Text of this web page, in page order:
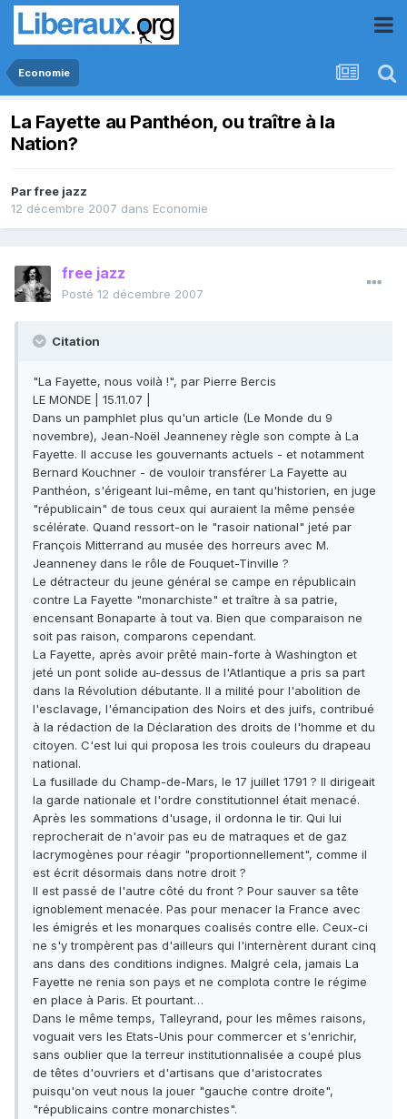
Economie
La Fayette au Panthéon, ou traître à la
Nation?
Parfree jazz
12 décembre 2007 dans Economie
free jazz
Posté 12 décembre 2007
Citation
"La Fayette, nous voilà !", par Pierre Bercis
LE MONDE | 15.11.07 |
Dans un pamphlet plus qu'un article (Le Monde du 9
novembre), Jean-Noël Jeanneney règle son compte à La
Fayette. Il accuse les gouvernants actuels - et notamment
Bernard Kouchner - de vouloir transférer La Fayette au
Panthéon, s'érigeant lui-même, en tant qu'historien, en juge
"républicain" de tous ceux qui auraient la même pensée
scélérate. Quand ressort-on le "rasoir national" jeté par
François Mitterrand au musée des horreurs avec M.
Jeanneney dans le rôle de Fouquet-Tinville ?
Le détracteur du jeune général se campe en républicain
contre La Fayette "monarchiste" et traître à sa patrie,
encensant Bonaparte à tout va. Bien que comparaison ne
soit pas raison, comparons cependant.
La Fayette, après avoir prêté main-forte à Washington et
jeté un pont solide au-dessus de l'Atlantique a pris sa part
dans la Révolution débutante. Il a milité pour l'abolition de
l'esclavage, l'émancipation des Noirs et des juifs, contribué
à la rédaction de la Déclaration des droits de l'homme et du
citoyen. C'est lui qui proposa les trois couleurs du drapeau
national.
La fusillade du Champ-de-Mars, le 17 juillet 1791 ? Il dirigeait
la garde nationale et l'ordre constitutionnel était menacé.
Après les sommations d'usage, il ordonna le tir. Qui lui
reprocherait de n'avoir pas eu de matraques et de gaz
lacrymogènes pour réagir "proportionnellement", comme il
est écrit désormais dans notre droit ?
Il est passé de l'autre côté du front ? Pour sauver sa tête
ignoblement menacée. Pas pour menacer la France avec
les émigrés et les monarques coalisés contre elle. Ceux-ci
ne s'y trompèrent pas d'ailleurs qui l'internèrent durant cinq
ans dans des conditions indignes. Malgré cela, jamais La
Fayette ne renia son pays et ne complota contre le régime
en place à Paris. Et pourtant…
Dans le même temps, Talleyrand, pour les mêmes raisons,
voguait vers les Etats-Unis pour commercer et s'enrichir,
sans oublier que la terreur institutionnalisée a coupé plus
de têtes d'ouvriers et d'artisans que d'aristocrates
puisqu'on veut nous la jouer "gauche contre droite",
"républicains contre monarchistes".